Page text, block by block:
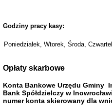
Godziny pracy kasy:
Poniedziałek, Wtorek, Środa,
Opłaty skarbowe
Konta Bankowe Urzędu Gminy
Bank Spółdzielczy w
numer konta skierowany dla